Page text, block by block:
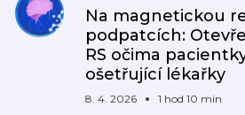
Na magnetickou
podpatcích:
RS očima
ošetřující lékařky
8. 4. 2026 1 hod 10 min